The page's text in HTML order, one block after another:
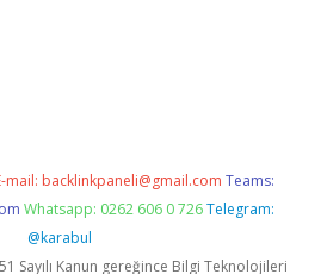
mail: backlinkpaneli@gmail.com Teams:
Whatsapp: 0262 606 0 726 Telegram:
@karabul
Sayılı Kanun gereğince Bilgi Teknolojileri